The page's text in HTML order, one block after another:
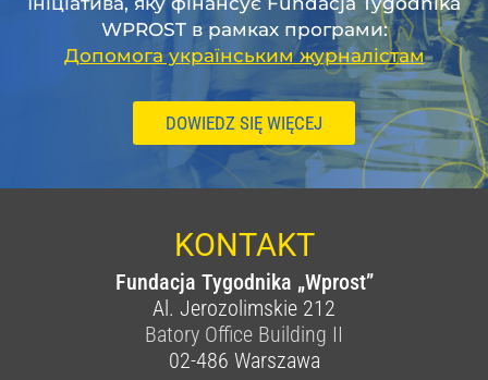
WPROST в рамках програми:
Допомога українським журналістам
DOWIEDZ SIĘ WIĘCEJ
KONTAKT
Fundacja Tygodnika „Wprost”
Al. Jerozolimskie 212
Batory Office Building II
02-486 Warszawa